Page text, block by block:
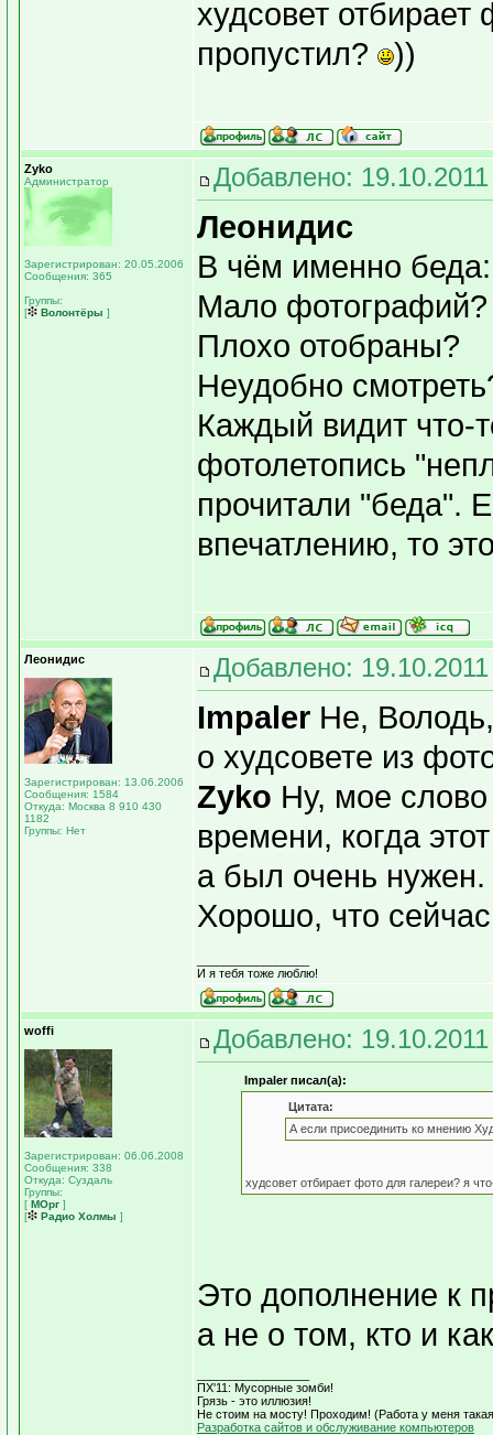
худсовет отбирает
пропустил?
))
Zyko
Администратор
Зарегистрирован: 20.05.2006
Сообщения: 365
Группы:
[
Волонтёры ]
Добавлено:
Леонидис
В чём именно беда:
Мало фотографий?
Плохо отобраны?
Неудобно
Каждый видит что-
фотолетопись
прочитали "беда".
впечатлению, то
Леонидис
Зарегистрирован: 13.06.2006
Сообщения: 1584
Откуда: Москва 8 910 430
1182
Группы: Нет
Добавлено:
Impaler Не,
о худсовете из
Zyko Ну, мое слово
времени, когда
а был очень нужен.
Хорошо, что
И я тебя тоже люблю!
woffi
Зарегистрирован: 06.06.2008
Сообщения: 338
Откуда: Суздаль
Группы:
[ МОрг ]
[
Радио Холмы ]
Добавлено:
Impaler писал(а):
Цитата:
А если присоединить ко мнению
худсовет отбирает фото для галереи? я
Это дополнение к
а не о том, кто и
ПХ'11: Мусорные зомби!
Грязь - это иллюзия!
Не стоим на мосту! Проходим! (Работа у меня
Разработка сайтов и обслуживание компьютеров